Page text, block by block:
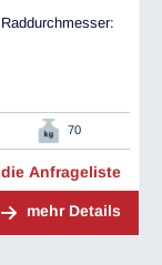
70
Anfrageliste
mehr Details